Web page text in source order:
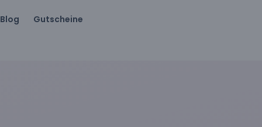
Blog Gutscheine